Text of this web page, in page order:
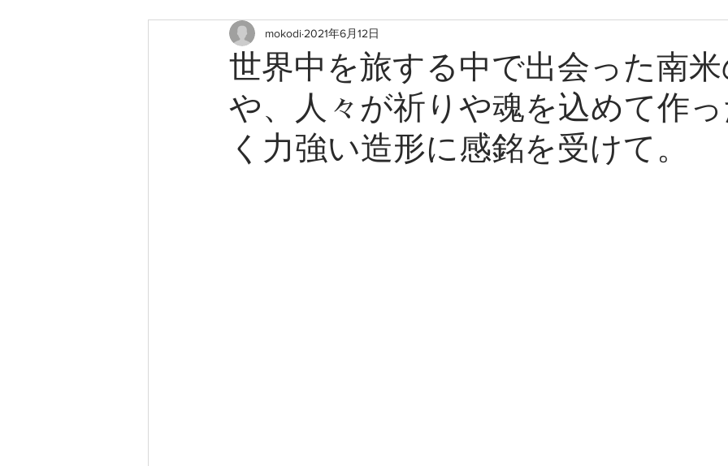
世界中を旅する中で出会った南
や、人々が祈りや魂を込めて作
く力強い造形に感銘を受けて。
mokodi 2021年6月12日